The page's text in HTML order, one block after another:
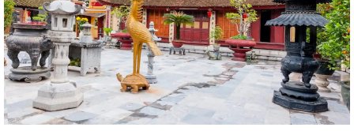
Tăng cường quản lý thuốc bảo vệ thực vật, bảo đảm an toàn sản xuất
nông nghiệp
Sở Giáo dục và Đào tạo Hải Phòng yêu cầu tập trung chuẩn bị đầy đủ
các điều kiện cho năm học...
Đảng bộ xã Trường Tân học tập, quán triệt Nghị quyết Hội nghị lần thứ